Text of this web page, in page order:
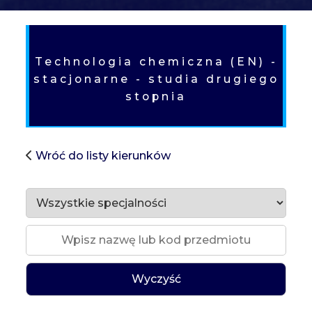
SH
Technologia chemiczna (EN) -
stacjonarne - studia drugiego
stopnia
Wróć do listy kierunków
Wyczyść